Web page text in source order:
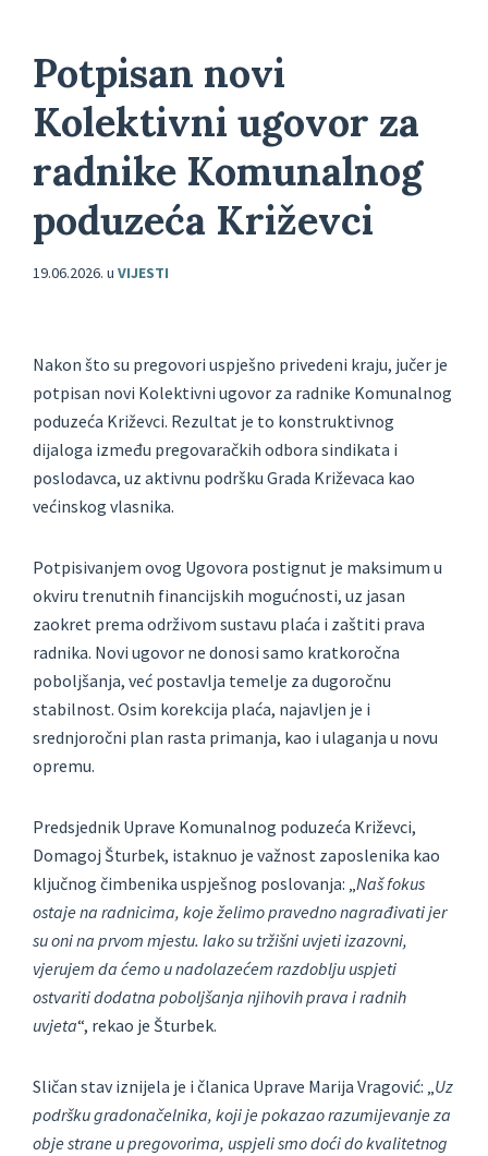
Potpisan novi
Kolektivni ugovor za
radnike Komunalnog
poduzeća Križevci
19.06.2026. u VIJESTI
Nakon što su pregovori uspješno privedeni kraju, jučer je
potpisan novi Kolektivni ugovor za radnike Komunalnog
poduzeća Križevci. Rezultat je to konstruktivnog
dijaloga između pregovaračkih odbora sindikata i
poslodavca, uz aktivnu podršku Grada Križevaca kao
većinskog vlasnika.
Potpisivanjem ovog Ugovora postignut je maksimum u
okviru trenutnih financijskih mogućnosti, uz jasan
zaokret prema održivom sustavu plaća i zaštiti prava
radnika. Novi ugovor ne donosi samo kratkoročna
poboljšanja, već postavlja temelje za dugoročnu
stabilnost. Osim korekcija plaća, najavljen je i
srednjoročni plan rasta primanja, kao i ulaganja u novu
opremu.
Predsjednik Uprave Komunalnog poduzeća Križevci,
Domagoj Šturbek, istaknuo je važnost zaposlenika kao
ključnog čimbenika uspješnog poslovanja: „Naš fokus
ostaje na radnicima, koje želimo pravedno nagrađivati jer
su oni na prvom mjestu. Iako su tržišni uvjeti izazovni,
vjerujem da ćemo u nadolazećem razdoblju uspjeti
ostvariti dodatna poboljšanja njihovih prava i radnih
uvjeta“, rekao je Šturbek.
Sličan stav iznijela je i članica Uprave Marija Vragović: „Uz
podršku gradonačelnika, koji je pokazao razumijevanje za
obje strane u pregovorima, uspjeli smo doći do kvalitetnog